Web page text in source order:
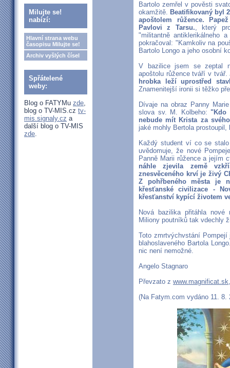
Milujte se!
nabízí:
Hlavní strana webu
časopisu Milujte se!
Archiv vyšlých čísel
Spřátelené
weby:
Blog o FATYMu zde,
blog o TV-MIS.cz tv-
mis.signaly.cz a
další blog o TV-MIS
zde.
Bartolo zemřel v pověsti
okamžitě. Beatifikovaný byl
apoštolem růžence.
Pavlovi z Tarsu., který
"militantně antiklerikálneho
pokračoval: "Kamkoliv na
Bartolo Longo a jeho osobní
V bazilice jsem se zeptal
apoštolu růžence tváří v
hrobka leží uprostřed
Znamenitejší ironii si těžko
Dívaje na obraz Panny
slova sv. M. Kolbeho: "Kdo
nebude mít Krista za
jaké mohly Bertola
Každý student ví co se
uvědomuje, že nové
Panně Marii růžence a jejím
náhle zjevila země
znesvěceného krví je živý
Z pohřbeného města je
křesťanské civilizace -
křesťanství kypící životem
Nová bazilika přitáhla
Miliony poutníků tak vdechly
Toto zmrtvýchvstání
blahoslaveného Bartola
nic není nemožné.
Angelo Stagnaro
Převzato z www.magnificat.sk
(Na Fatym.com vydáno 11. 8.